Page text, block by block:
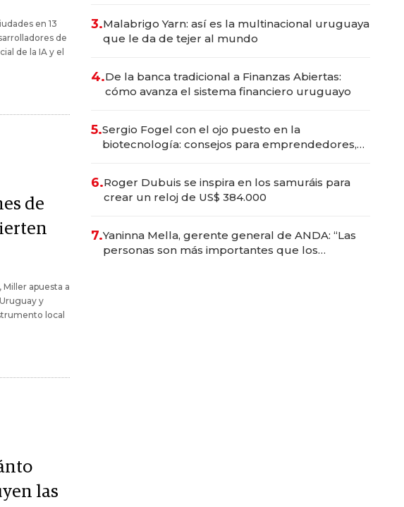
en 13
de
de la IA y el
de
apuesta a
y
local
las
3.Malabrigo Yarn: así es la multinacional uruguaya
que le da de tejer al mundo
4.De la banca tradicional a Finanzas Abiertas:
cómo avanza el sistema financiero uruguayo
5.Sergio Fogel con el ojo puesto en la
biotecnología: consejos para emprendedores,
6.Roger Dubuis se inspira en los samuráis para
crear un reloj de US$ 384.000
7.Yaninna Mella, gerente general de ANDA: “Las
personas son más importantes que los